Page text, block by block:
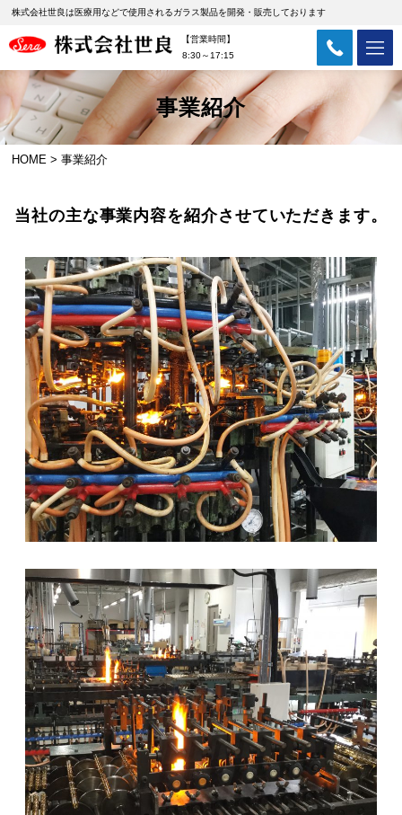
会社概要 採用情報
プライバシーポリシー お問い合わせ
株式会社世良は医療用などで使用されるガラス製品を開発・販売しております
【営業時間】
8:30～17:15
事業紹介
HOME >事業紹介
当社の主な事業内容を紹介させていただきます。